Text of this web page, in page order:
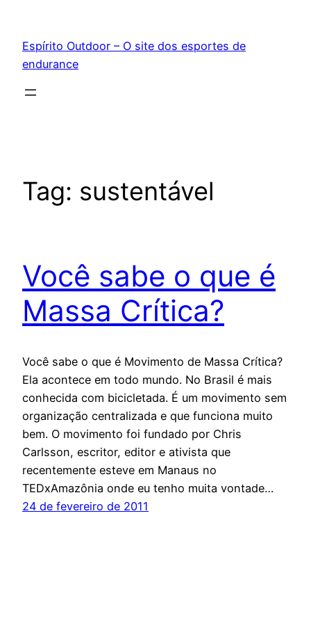
conteúdo
Espírito Outdoor – O site dos esportes de
endurance
Tag: sustentável
Você sabe o que é
Massa Crítica?
Você sabe o que é Movimento de Massa Crítica?
Ela acontece em todo mundo. No Brasil é mais
conhecida com bicicletada. É um movimento sem
organização centralizada e que funciona muito
bem. O movimento foi fundado por Chris
Carlsson, escritor, editor e ativista que
recentemente esteve em Manaus no
TEDxAmazônia onde eu tenho muita vontade…
24 de fevereiro de 2011